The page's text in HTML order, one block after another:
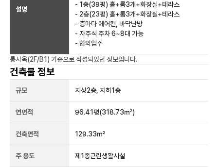
설명
- 1층(39평) 홀+룸3개+화장실+테라스
- 2층(23평) 홀+룸3개+화장실+테라스
- 층마다 에어컨, 바닥난방
- 자주식 주차 6~8대 가능
- 협의입주
통사옥(2F/B1) 기준으로 작성되었던 정보입니다.
건축물 정보
규모 지상2층, 지하1층
연면적 96.41평(318.73㎡)
건축면적 129.33㎡
주 용도 제1종근린생활시설